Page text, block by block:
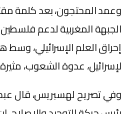
وعمد المحتجون، بعد كلمة
الجبهة المغربية لدعم
إحراق العلم الإسرائيلي، وسط
لإسرائيل، عدوة الشعوب،
وفي تصريح لهسبريس، قال عبد